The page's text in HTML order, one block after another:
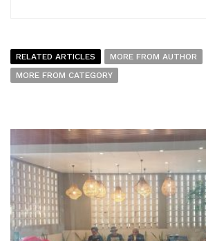
RELATED ARTICLES
MORE FROM AUTHOR
MORE FROM CATEGORY